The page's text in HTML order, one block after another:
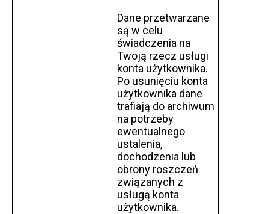
Dane przetwarzane
są w celu
świadczenia na
Twoją rzecz usługi
konta użytkownika.
Po usunięciu konta
użytkownika dane
trafiają do archiwum
na potrzeby
ewentualnego
ustalenia,
dochodzenia lub
obrony roszczeń
związanych z
usługą konta
użytkownika.